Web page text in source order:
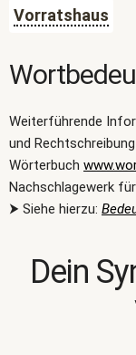
Vorratshaus
Weiterführende
und
Wörterbuch
Nachschlagewerk
⮞ Siehe hierzu:
Dein